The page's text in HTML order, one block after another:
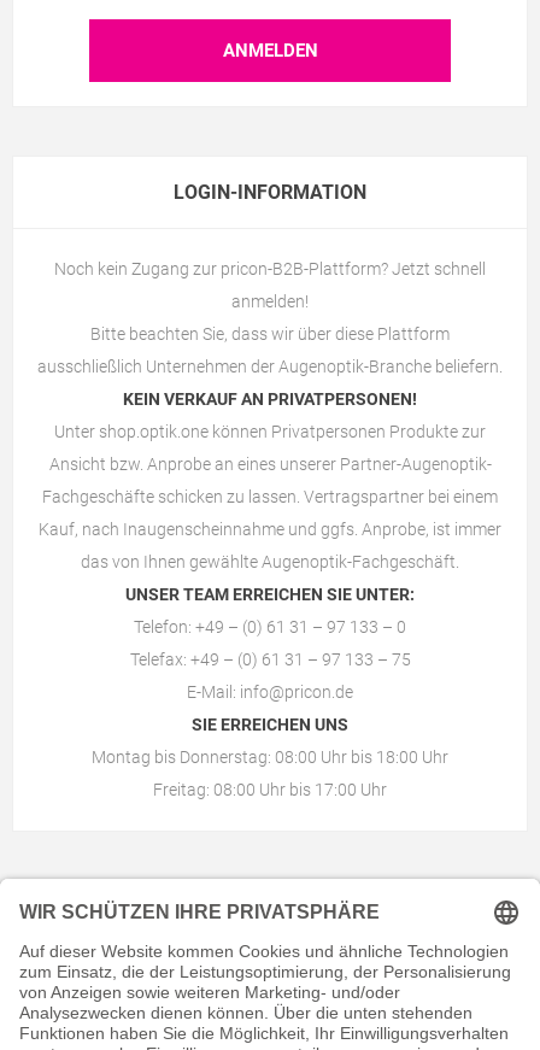
LOGIN-INFORMATION
Noch kein Zugang zur pricon-B2B-Plattform? Jetzt schnell
anmelden!
Bitte beachten Sie, dass wir über diese Plattform
ausschließlich Unternehmen der Augenoptik-Branche beliefern.
KEIN VERKAUF AN PRIVATPERSONEN!
Unter shop.optik.one können Privatpersonen Produkte zur
Ansicht bzw. Anprobe an eines unserer Partner-Augenoptik-
Fachgeschäfte schicken zu lassen. Vertragspartner bei einem
Kauf, nach Inaugenscheinnahme und ggfs. Anprobe, ist immer
das von Ihnen gewählteAugenoptik-Fachgeschäft
UNSER TEAM ERREICHEN SIE UNTER:
Telefon: +49 – (0) 61 31 – 97 133 – 0
Telefax: +49 – (0) 61 31 – 97 133 – 75
E-Mail: info@pricon.de
SIE ERREICHEN UNS
Montag bis Donnerstag: 08:00 Uhr bis 18:00 Uhr
Freitag: 08:00 Uhr bis 17:00 Uhr